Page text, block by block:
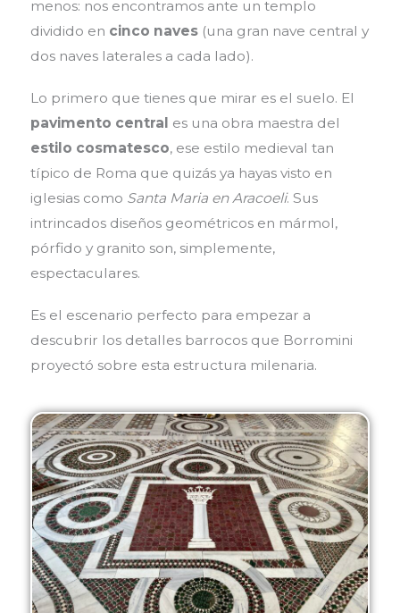
menos: nos encontramos ante un templo
dividido en cinco naves(una gran nave central y
dos naves laterales a cada lado).
Lo primero que tienes que mirar es el suelo. El
pavimento central es una obra maestra del
estilo cosmatesco, ese estilo medieval tan
típico de Roma que quizás ya hayas visto en
iglesias como Santa Maria en Aracoeli. Sus
intrincados diseños geométricos en mármol,
pórfido y granito son, simplemente,
espectaculares.
Es el escenario perfecto para empezar a
descubrir los detalles barrocos que Borromini
proyectó sobre esta estructura milenaria.